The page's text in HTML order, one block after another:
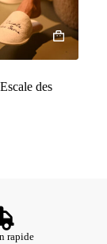
des
rapide